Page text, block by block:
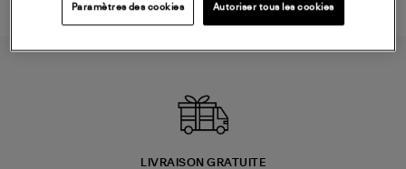
LIVRAISON GRATUITE
Paramètres des cookies Autoriser tous les cookies